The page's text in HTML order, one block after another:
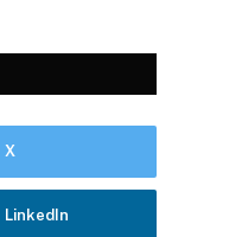
X
LinkedIn